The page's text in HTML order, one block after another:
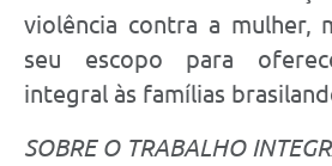
violência contra a mulher,
seu escopo para
integral às famílias
SOBRE O TRABALHO